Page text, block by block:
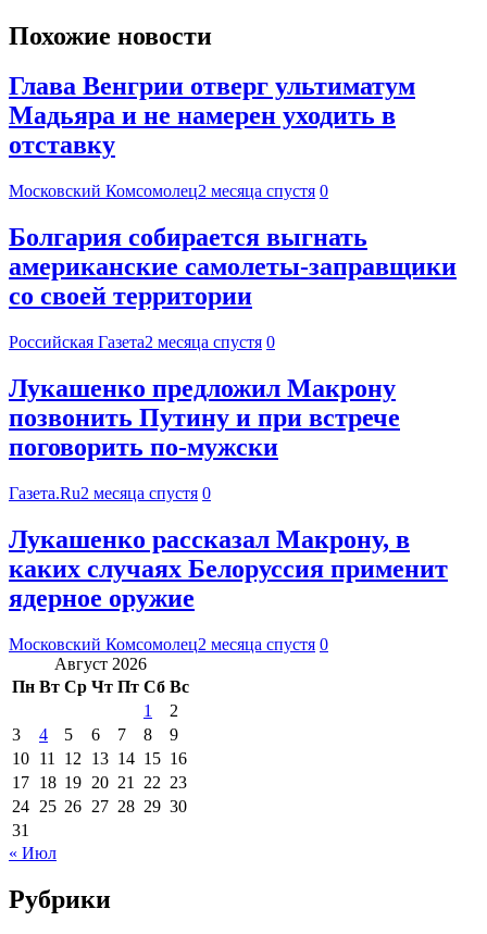
Похожие новости
Глава Венгрии отверг ультиматум
Мадьяра и не намерен уходить в
отставку
Московский Комсомолец2 месяца спустя 0
Болгария собирается выгнать
американские самолеты-заправщики
со своей территории
Российская Газета2 месяца спустя 0
Лукашенко предложил Макрону
позвонить Путину и при встрече
поговорить по-мужски
Газета.Ru2 месяца спустя 0
Лукашенко рассказал Макрону, в
каких случаях Белоруссия применит
ядерное оружие
Московский Комсомолец2 месяца спустя 0
Август 2026
Пн Вт Ср Чт Пт Сб Вс
1
2
3
4 5 6 7 8
9
10 11 12 13 14 15 16
17 18 19 20 21 22 23
24 25 26 27 28 29 30
31
« Июл
Рубрики